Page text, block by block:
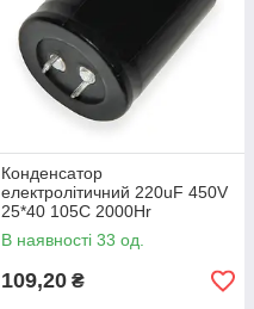
Конденсатор
електролітичний 220uF 450V
25*40 105C 2000Hr
В наявності 33 од.
109,20 ₴